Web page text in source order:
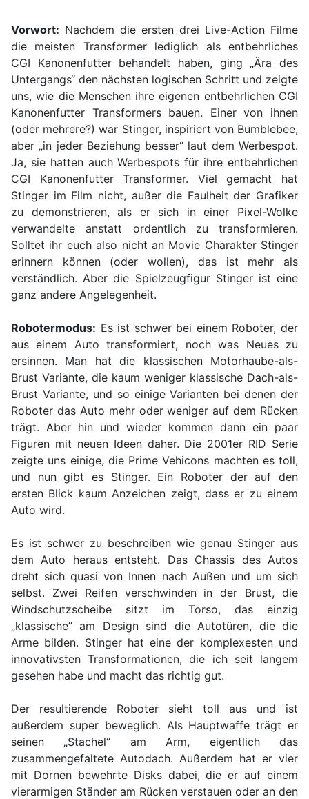
Vorwort: Nachdem die ersten drei Live-Action Filme
die meisten Transformer lediglich als entbehrliches
CGI Kanonenfutter behandelt haben, ging „Ära des
Untergangs“ den nächsten logischen Schritt und zeigte
uns, wie die Menschen ihre eigenen entbehrlichen CGI
Kanonenfutter Transformers bauen. Einer von ihnen
(oder mehrere?) war Stinger, inspiriert von Bumblebee,
aber „in jeder Beziehung besser“ laut dem Werbespot.
Ja, sie hatten auch Werbespots für ihre entbehrlichen
CGI Kanonenfutter Transformer. Viel gemacht hat
Stinger im Film nicht, außer die Faulheit der Grafiker
zu demonstrieren, als er sich in einer Pixel-Wolke
verwandelte anstatt ordentlich zu transformieren.
Solltet ihr euch also nicht an Movie Charakter Stinger
erinnern können (oder wollen), das ist mehr als
verständlich. Aber die Spielzeugfigur Stinger ist eine
ganz andere Angelegenheit.
Robotermodus: Es ist schwer bei einem Roboter, der
aus einem Auto transformiert, noch was Neues zu
ersinnen. Man hat die klassischen Motorhaube-als-
Brust Variante, die kaum weniger klassische Dach-als-
Brust Variante, und so einige Varianten bei denen der
Roboter das Auto mehr oder weniger auf dem Rücken
trägt. Aber hin und wieder kommen dann ein paar
Figuren mit neuen Ideen daher. Die 2001er RID Serie
zeigte uns einige, die Prime Vehicons machten es toll,
und nun gibt es Stinger. Ein Roboter der auf den
ersten Blick kaum Anzeichen zeigt, dass er zu einem
Auto wird.
Es ist schwer zu beschreiben wie genau Stinger aus
dem Auto heraus entsteht. Das Chassis des Autos
dreht sich quasi von Innen nach Außen und um sich
selbst. Zwei Reifen verschwinden in der Brust, die
Windschutzscheibe sitzt im Torso, das einzig
„klassische“ am Design sind die Autotüren, die die
Arme bilden. Stinger hat eine der komplexesten und
innovativsten Transformationen, die ich seit langem
gesehen habe und macht das richtig gut.
Der resultierende Roboter sieht toll aus und ist
außerdem super beweglich. Als Hauptwaffe trägt er
seinen „Stachel“ am Arm, eigentlich das
zusammengefaltete Autodach. Außerdem hat er vier
mit Dornen bewehrte Disks dabei, die er auf einem
vierarmigen Ständer am Rücken verstauen oder an den